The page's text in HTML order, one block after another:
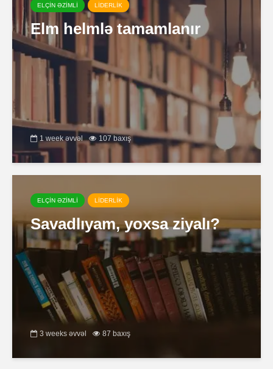
ELÇİN ƏZİMLİ LİDERLİK
Elm helmlə tamamlanır
1 week əvvəl 107 baxış
ELÇİN ƏZİMLİ LİDERLİK
Savadlıyam, yoxsa ziyalı?
3 weeks əvvəl 87 baxış